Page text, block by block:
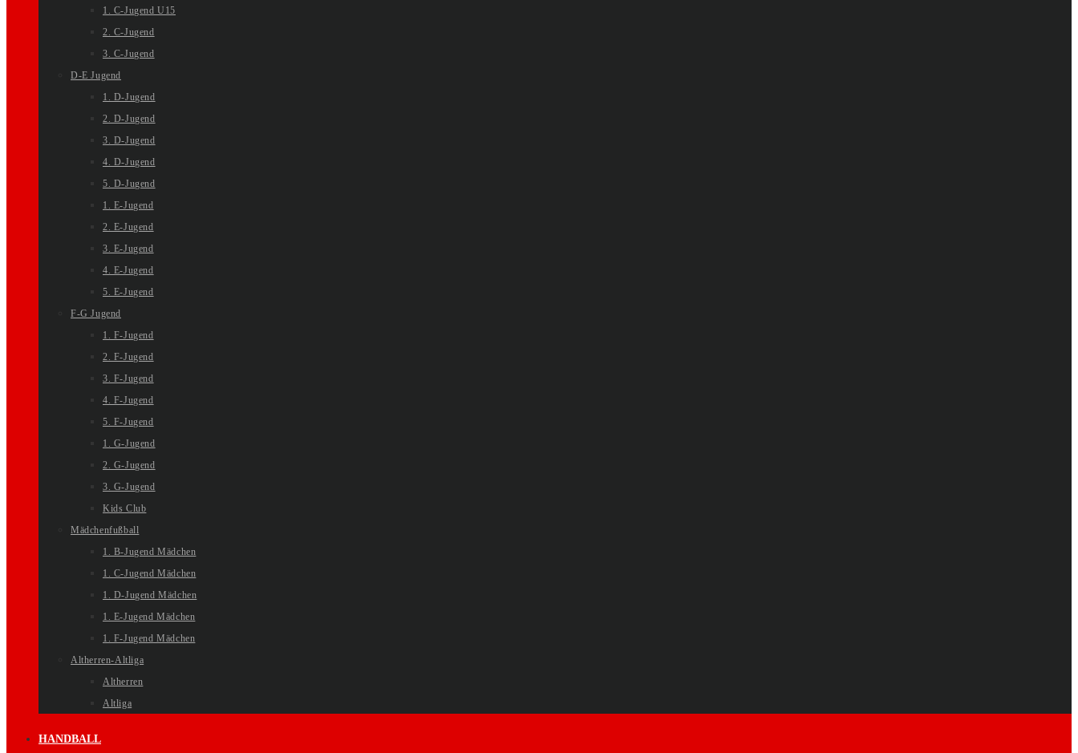
1. C-Jugend U15
2. C-Jugend
3. C-Jugend
D-E Jugend
1. D-Jugend
2. D-Jugend
3. D-Jugend
4. D-Jugend
5. D-Jugend
1. E-Jugend
2. E-Jugend
3. E-Jugend
4. E-Jugend
5. E-Jugend
F-G Jugend
1. F-Jugend
2. F-Jugend
3. F-Jugend
4. F-Jugend
5. F-Jugend
1. G-Jugend
2. G-Jugend
3. G-Jugend
Kids Club
Mädchenfußball
1. B-Jugend Mädchen
1. C-Jugend Mädchen
1. D-Jugend Mädchen
1. E-Jugend Mädchen
1. F-Jugend Mädchen
Altherren-Altliga
Altherren
Altliga
HANDBALL